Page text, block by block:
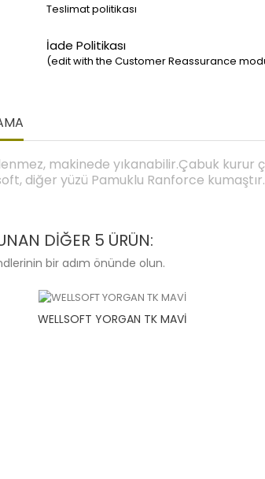
Teslimat politikası
İade Politikası
(edit with the Customer Reassurance
makinede yıkanabilir.Çabuk
diğer yüzü Pamuklu Ranforce
DIĞER 5 ÜRÜN:
bir adım önünde olun.
WELLSOFT YORGAN TK MAVİ